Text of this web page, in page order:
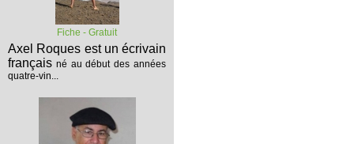
Fiche - Gratuit
Axel Roques est un écrivain
français né au début des années
quatre-vin...